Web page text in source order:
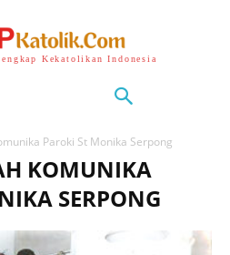
Kekatolikan Indonesia
Paroki St Monika Serpong
KOMUNIKA
SERPONG